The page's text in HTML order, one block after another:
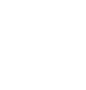
nas